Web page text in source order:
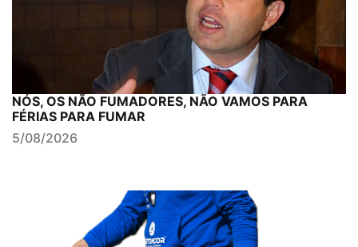
NÓS, OS NÃO FUMADORES, NÃO VAMOS PARA
FÉRIAS PARA FUMAR
5/08/2026